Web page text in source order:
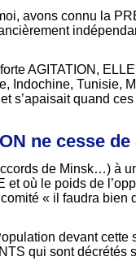
avons connu la
AGITATION,
Indochine, Tunisie,
s’apaisait quand
ne cesse
de Minsk…) à
où le poids de
« il faudra bien
devant
qui sont décrétés